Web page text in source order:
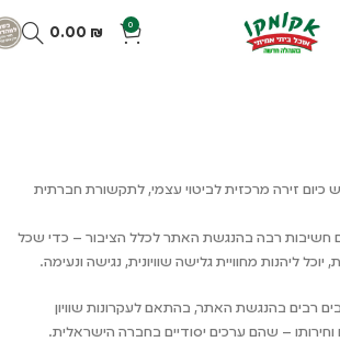
0
0.00 ₪
זירה מרכזית לביטוי עצמי, לתקשורת חברתית
חשיבות רבה בהנגשת האתר לכלל הציבור – כדי שכל
ליהנות מחוויית גלישה שוויונית, נגישה ונעימה.
רבים בהנגשת האתר, בהתאם לעקרונות שוויון
– שהם ערכים יסודיים בחברה הישראלית.